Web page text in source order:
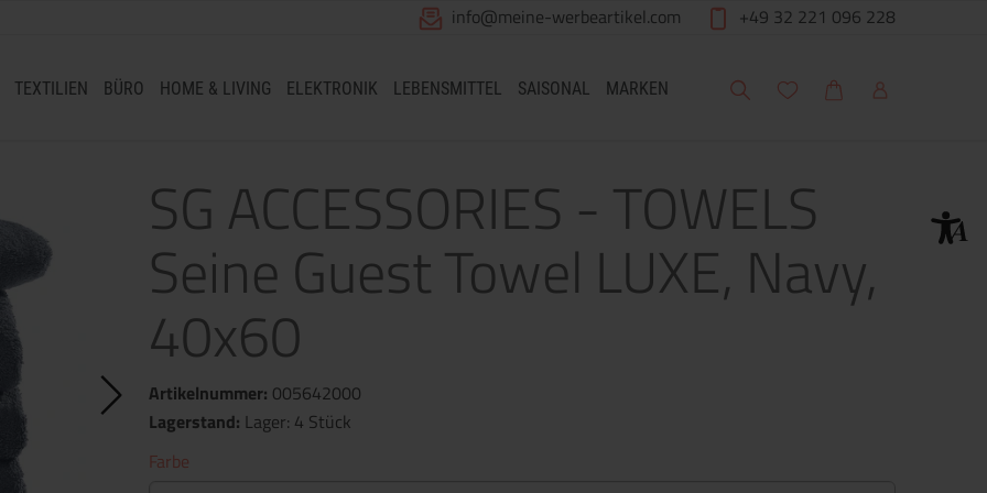
info@meine-werbeartikel.com +49 32 221 096 228
TEXTILIEN BÜRO HOME & LIVING ELEKTRONIK LEBENSMITTEL SAISONAL MARKEN Suche Meine Wunschliste
WarenkorbMein Account
SG ACCESSORIES - TOWELS
Seine Guest Towel LUXE, Navy,
40x60
Artikelnummer: 005642000
Lagerstand: Lager: 4 Stück
Farbe